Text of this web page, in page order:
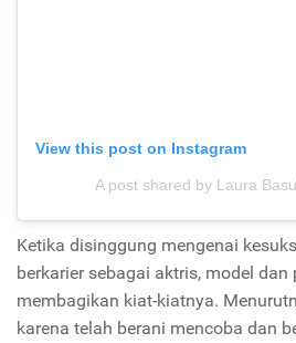
View this post on Instagram
A post shared by Laura
Ketika disinggung mengenai
berkarier sebagai aktris, model dan
membagikan kiat-kiatnya.
karena telah berani mencoba dan